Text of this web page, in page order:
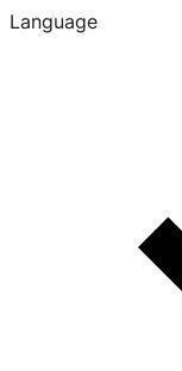
Language